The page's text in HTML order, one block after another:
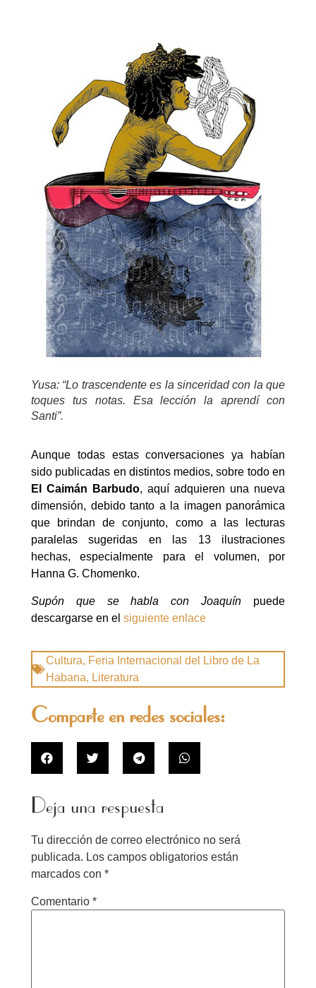
Yusa: “Lo trascendente es la sinceridad con la que
toques tus notas. Esa lección la aprendí con
Santi”.
Aunque todas estas conversaciones ya habían
sido publicadas en distintos medios, sobre todo en
El Caimán Barbudo, aquí adquieren una nueva
dimensión, debido tanto a la imagen panorámica
que brindan de conjunto, como a las lecturas
paralelas sugeridas en las 13 ilustraciones
hechas, especialmente para el volumen, por
Hanna G. Chomenko.
Supón que se habla con Joaquín puede
descargarse en el siguiente enlace
Cultura, Feria Internacional del Libro de La
Habana, Literatura
Comparte en redes sociales:
Deja una respuesta
Tu dirección de correo electrónico no será
publicada. Los campos obligatorios están
marcados con *
Comentario *